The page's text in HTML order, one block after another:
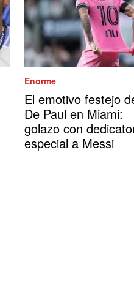
Enorme
El emotivo festejo
De Paul en Miami:
golazo con
especial a Messi